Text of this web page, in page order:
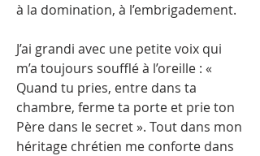
à la domination, à l’embrigadement.
J’ai grandi avec une petite voix qui
m’a toujours soufflé à l’oreille : «
Quand tu pries, entre dans ta
chambre, ferme ta porte et prie ton
Père dans le secret ». Tout dans mon
héritage chrétien me conforte dans